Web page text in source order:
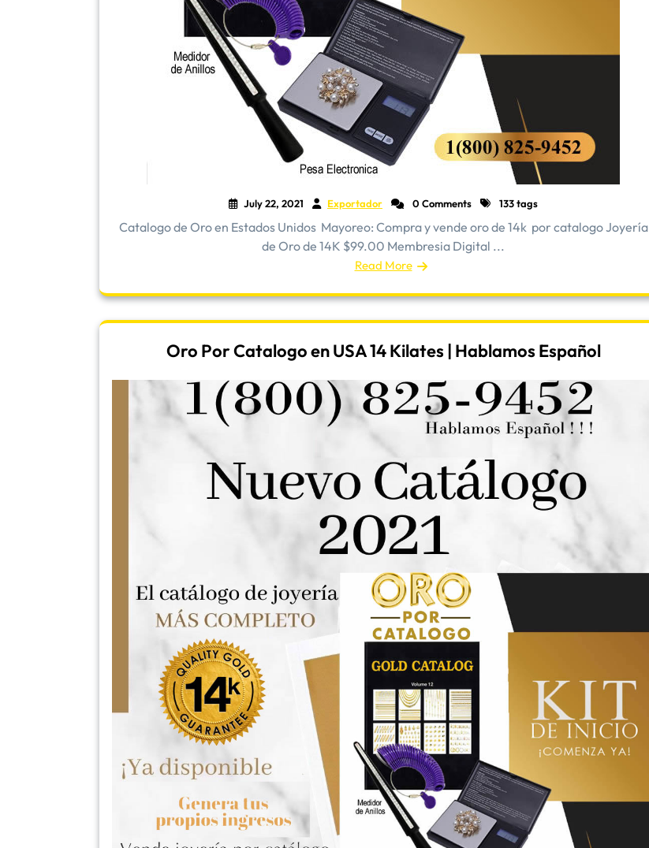
July 22, 2021 Exportador 0 Comments 133 tags
Catalogo de Oro en Estados Unidos ​Mayoreo: Compra y vende oro de 14k por catalogo Joyería
de Oro de 14K $99.00 Membresia Digital ...
Read More
Oro Por Catalogo en USA 14 Kilates | Hablamos Español